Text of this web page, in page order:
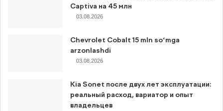
Captiva на 45 млн
03.08.2026
Chevrolet Cobalt 15 mln so‘mga
arzonlashdi
03.08.2026
Kia Sonet после двух лет эксплуатации:
реальный расход, вариатор и опыт
владельцев